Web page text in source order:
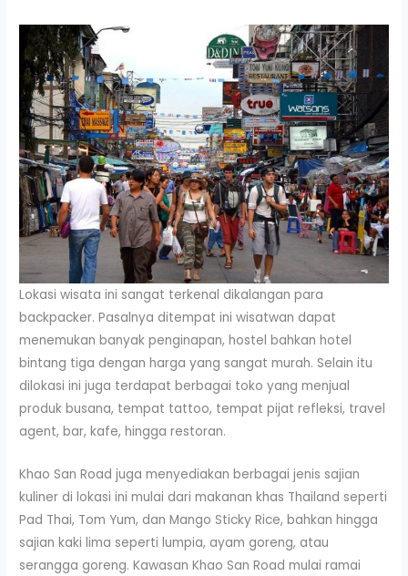
Lokasi wisata ini sangat terkenal dikalangan para
backpacker. Pasalnya ditempat ini wisatwan dapat
menemukan banyak penginapan, hostel bahkan hotel
bintang tiga dengan harga yang sangat murah. Selain itu
dilokasi ini juga terdapat berbagai toko yang menjual
produk busana, tempat tattoo, tempat pijat refleksi, travel
agent, bar, kafe, hingga restoran.
Khao San Road juga menyediakan berbagai jenis sajian
kuliner di lokasi ini mulai dari makanan khas Thailand seperti
Pad Thai, Tom Yum, dan Mango Sticky Rice, bahkan hingga
sajian kaki lima seperti lumpia, ayam goreng, atau
serangga goreng. Kawasan Khao San Road mulai ramai